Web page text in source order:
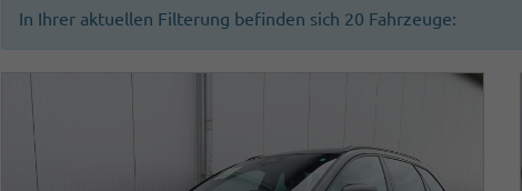
In Ihrer aktuellen Filterung befinden sich 20 Fahrzeuge: